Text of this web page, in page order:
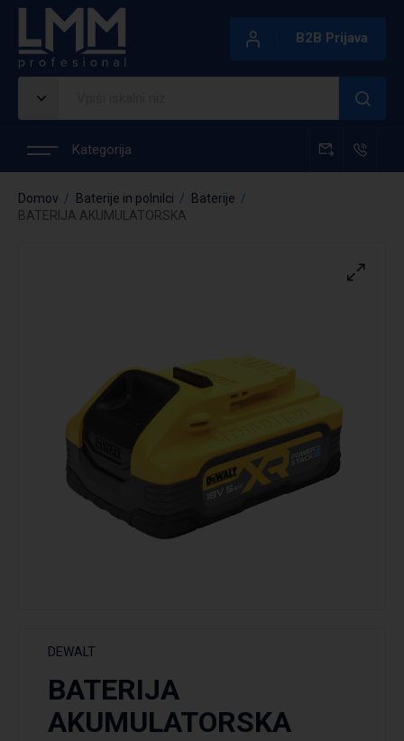
B2B Prijava
Kategorija
Domov Baterije in polnilci
Baterije
BATERIJA AKUMULATORSKA
DEWALT
BATERIJA
AKUMULATORSKA